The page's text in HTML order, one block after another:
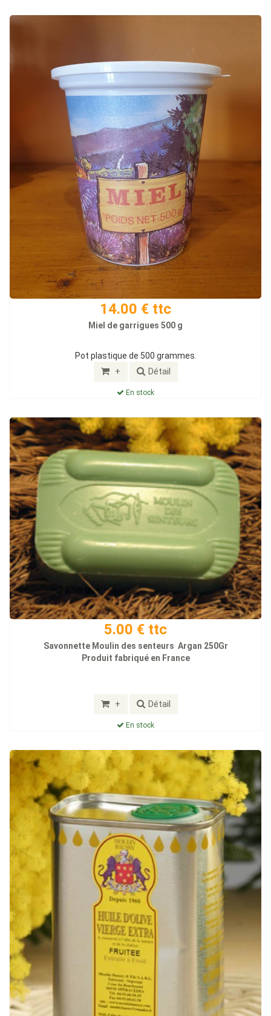
14.00 € ttc
Miel de garrigues 500 g
Pot plastique de 500 grammes.
+ Détail
En stock
5.00 € ttc
Savonnette Moulin des senteurs Argan 250Gr
Produit fabriqué en France
+ Détail
En stock